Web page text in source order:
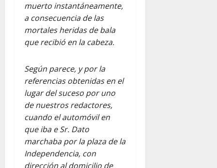
muerto instantáneamente,
a consecuencia de las
mortales heridas de bala
que recibió en la cabeza.
Según parece, y por la
referencias obtenidas en el
lugar del suceso por uno
de nuestros redactores,
cuando el automóvil en
que iba e Sr. Dato
marchaba por la plaza de la
Independencia, con
dirección al domicilio de